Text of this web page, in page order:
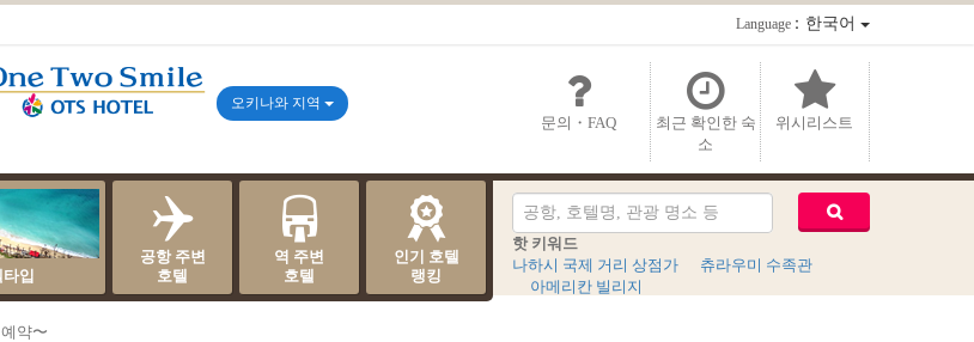
Language：한국어
문의・FAQ
최근 확인한 숙
소
위시리스트
오키나와 지역
입
공항 주변
호텔
역 주변
호텔
인기 호텔
랭킹
핫 키워드
나하시 국제 거리 상점가
츄라우미 수족관
아메리칸 빌리지
약〜